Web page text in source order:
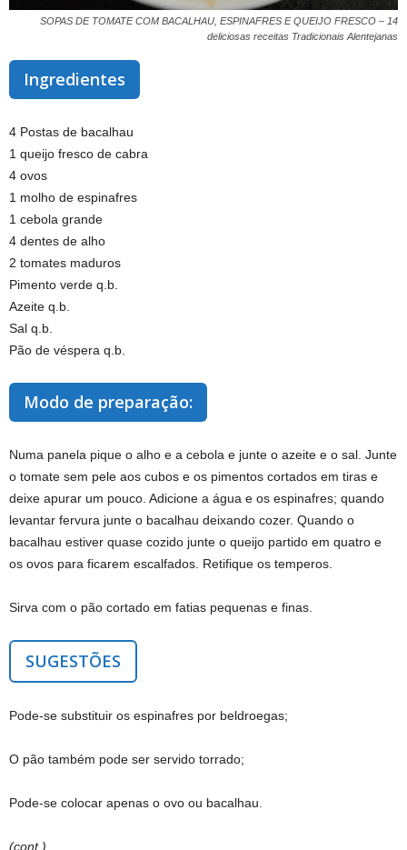
SOPAS DE TOMATE COM BACALHAU, ESPINAFRES E QUEIJO FRESCO – 14
deliciosas receitas Tradicionais Alentejanas
Ingredientes
4 Postas de bacalhau
1 queijo fresco de cabra
4 ovos
1 molho de espinafres
1 cebola grande
4 dentes de alho
2 tomates maduros
Pimento verde q.b.
Azeite q.b.
Sal q.b.
Pão de véspera q.b.
Modo de preparação:
Numa panela pique o alho e a cebola e junte o azeite e o sal. Junte
o tomate sem pele aos cubos e os pimentos cortados em tiras e
deixe apurar um pouco. Adicione a água e os espinafres; quando
levantar fervura junte o bacalhau deixando cozer. Quando o
bacalhau estiver quase cozido junte o queijo partido em quatro e
os ovos para ficarem escalfados. Retifique os temperos.
Sirva com o pão cortado em fatias pequenas e finas.
SUGESTÕES
Pode-se substituir os espinafres por beldroegas;
O pão também pode ser servido torrado;
Pode-se colocar apenas o ovo ou bacalhau.
(cont.)